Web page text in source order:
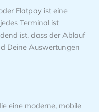
Flatpay ist eine
Terminal ist
ist, dass der Ablauf
Deine Auswertungen
eine moderne, mobile